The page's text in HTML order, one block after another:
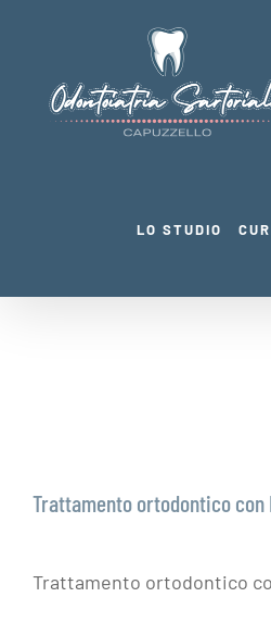
contenuto
LO STUDIO
Trattamento ortodontico
Trattamento ortodontico